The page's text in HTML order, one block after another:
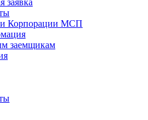
заявка
Корпорации МСП
заемщикам